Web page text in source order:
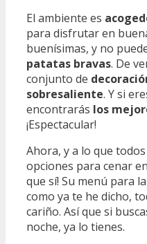
El ambiente es
para disfrutar en
buenísimas, y no
patatas bravas. De
conjunto de
sobresaliente. Y si
encontrarás los
¡Espectacular!
Ahora, y a lo que
opciones para cenar
que sí! Su menú para
como ya te he dicho,
cariño. Así que si
noche, ya lo tienes.